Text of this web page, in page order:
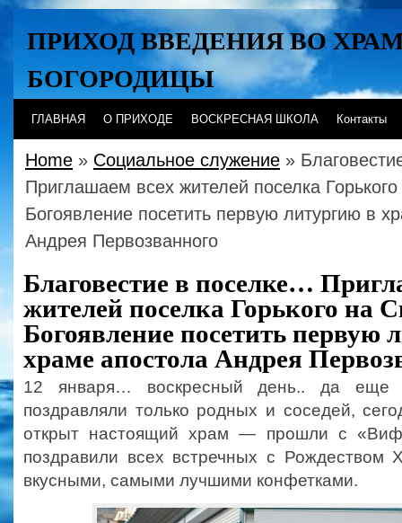
ПРИХОД ВВЕДЕНИЯ ВО
БОГОРОДИЦЫ
Хабаровск
ГЛАВНАЯ О ПРИХОДЕ ВОСКРЕСНАЯ ШКОЛА Контакты
Home » Социальное служение »
Приглашаем всех жителей поселка
Богоявление посетить первую литургию в
Андрея Первозванного
Благовестие в поселке…
жителей поселка Горького на
Богоявление посетить первую
храме апостола Андрея
12 января… воскресный день.. да еще
поздравляли только родных и соседей,
открыт настоящий храм — прошли с
поздравили всех встречных с Рождеством
вкусными, самыми лучшими конфетками.